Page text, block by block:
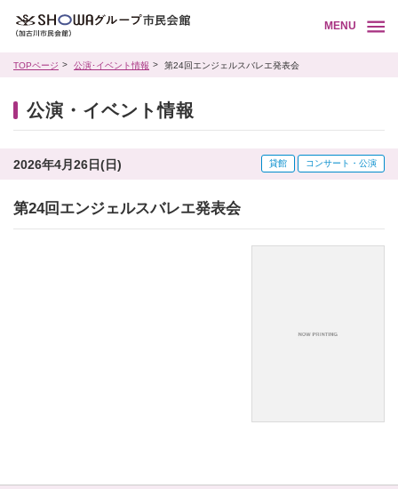
MENU
TOPページ 公演･イベント情報 第24回エンジェルスバレエ発表会
公演・イベント情報
2026年4月26日(日) 貸館 コンサート・公演
第24回エンジェルスバレエ発表会